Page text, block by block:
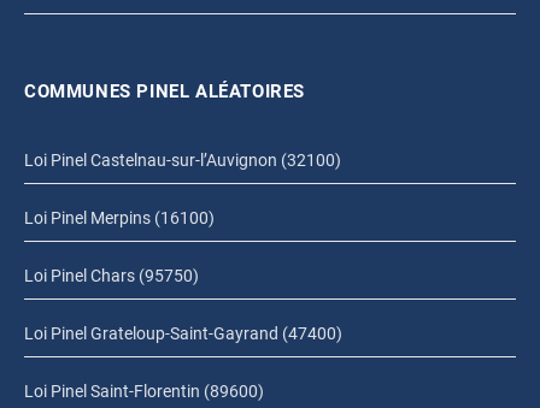
COMMUNES PINEL ALÉATOIRES
Loi Pinel Castelnau-sur-l’Auvignon (32100)
Loi Pinel Merpins (16100)
Loi Pinel Chars (95750)
Loi Pinel Grateloup-Saint-Gayrand (47400)
Loi Pinel Saint-Florentin (89600)